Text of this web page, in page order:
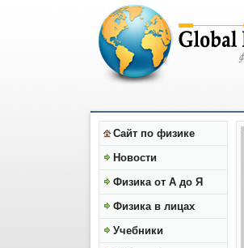
Сайт по физике
Новости
Физика от А до Я
Физика в лицах
Учебники